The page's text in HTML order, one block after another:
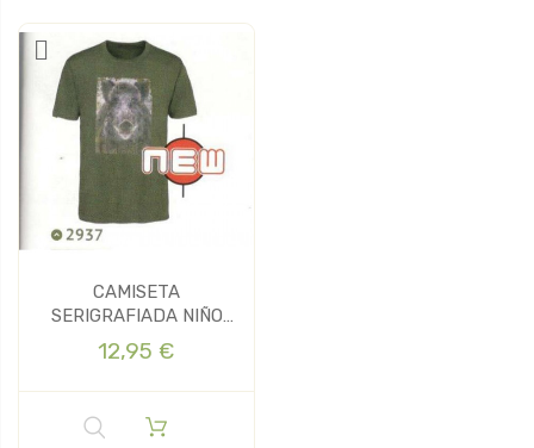
CAMISETA
SERIGRAFIADA NIÑO
PERCUSSION
12,95 €